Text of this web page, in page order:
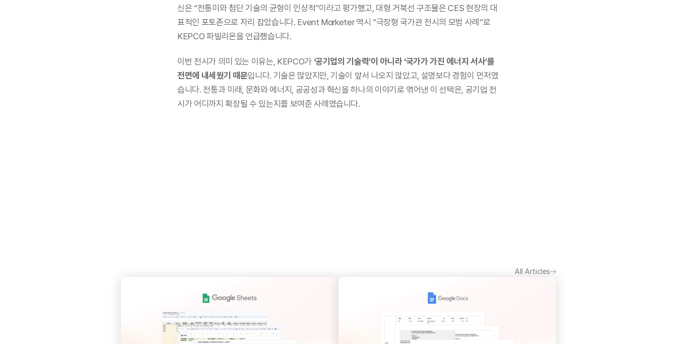
신은 “전통미와 첨단 기술의 균형이 인상적”이라고 평가했고, 대형 거북선 구조물은 CES 현장의 대
표적인 포토존으로 자리 잡았습니다. Event Marketer 역시 “극장형 국가관 전시의 모범 사례”로
KEPCO 파빌리온을 언급했습니다.
이번 전시가 의미 있는 이유는, KEPCO가 ‘공기업의 기술력’이 아니라 ‘국가가 가진 에너지 서사’를
전면에 내세웠기 때문입니다. 기술은 많았지만, 기술이 앞서 나오지 않았고, 설명보다 경험이 먼저였
습니다. 전통과 미래, 문화와 에너지, 공공성과 혁신을 하나의 이야기로 엮어낸 이 선택은, 공기업 전
시가 어디까지 확장될 수 있는지를 보여준 사례였습니다.
All Articles